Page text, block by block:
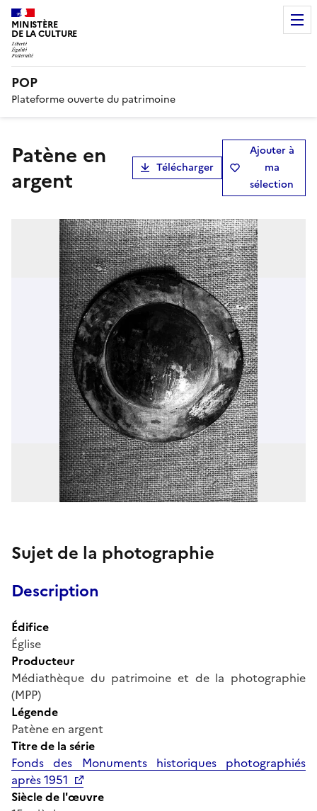
MINISTÈRE
DE LA CULTURE
POP
Plateforme ouverte du patrimoine
Patène en
argent
Télécharger
Ajouter à
ma
sélection
Sujet de la photographie
Description
Édifice
Église
Producteur
Médiathèque du patrimoine et de la photographie
(MPP)
Légende
Patène en argent
Titre de la série
Fonds des Monuments historiques photographiés
après 1951
Siècle de l'œuvre